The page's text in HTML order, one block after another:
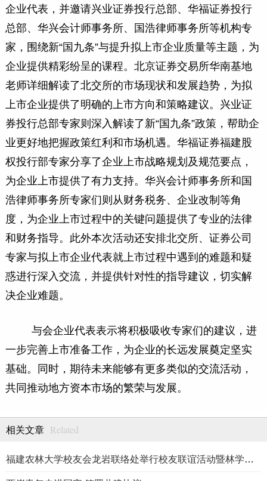
企业代表，并邀请兴业证券投行总部、华福证券投行
总部、华兴会计师事务所、国浩律师事务所等机构专
家，围绕新“国九条”与提升拟上市企业质量等主题，为
企业提供精彩纷呈的课程。北京证券交易所华南基地
老师详细解读了北交所的市场现状和发展趋势，为拟
上市企业提供了明确的上市方向和策略建议。兴业证
券投行总部专家则深入解读了新“国九条”政策，帮助企
业更好地把握政策红利和市场机遇。华福证券福建股
权投行部专家分享了企业上市战略规划及规范要点，
为企业上市提供了有力支持。华兴会计师事务所和国
浩律师事务所专家们则从财务税务、企业改制等角
度，为企业上市过程中的关键问题提供了专业的法律
和财务指导。此外本次活动还安排北交所、证券公司
专家与拟上市企业代表就上市过程中遇到的难题和疑
惑进行深入交流，并提供针对性的指导建议，切实解
决企业难题。
与会企业代表表示将积极吸收专家们的建议，进
一步完善上市准备工作，为企业的长远发展奠定坚实
基础。同时，期待未来能够有更多类似的交流活动，
共同推动地方资本市场的繁荣与发展。
相关文章 Related
福建农林大学校友会龙岩联络处举行校友联谊活动暨林学、生物医药